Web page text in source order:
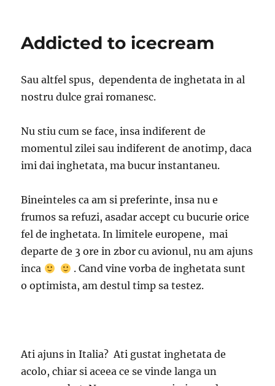
alegerea
Addicted to icecream
Sau altfel spus, dependenta de inghetata in al
nostru dulce grai romanesc.
Nu stiu cum se face, insa indiferent de
momentul zilei sau indiferent de anotimp, daca
imi dai inghetata, ma bucur instantaneu.
Bineinteles ca am si preferinte, insa nu e
frumos sa refuzi, asadar accept cu bucurie orice
fel de inghetata. In limitele europene, mai
departe de 3 ore in zbor cu avionul, nu am ajuns
inca
. Cand vine vorba de inghetata sunt
o optimista, am destul timp sa testez.
Ati ajuns in Italia? Ati gustat inghetata de
acolo, chiar si aceea ce se vinde langa un